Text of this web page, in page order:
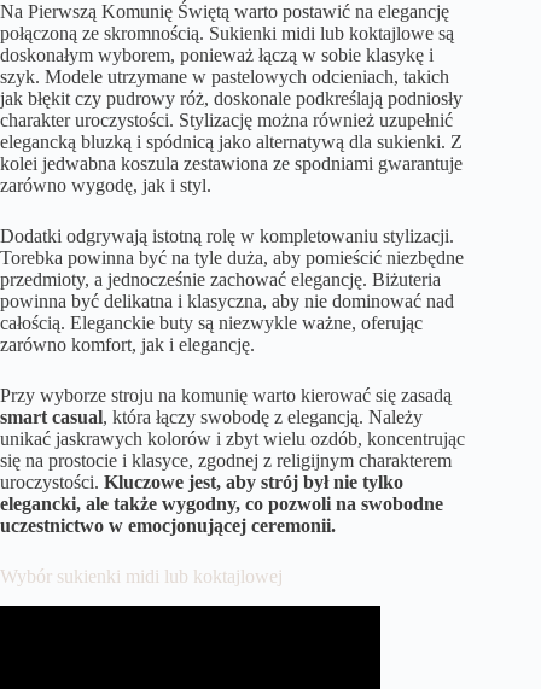
Na Pierwszą Komunię Świętą warto postawić na elegancję
połączoną ze skromnością. Sukienki midi lub koktajlowe są
doskonałym wyborem, ponieważ łączą w sobie klasykę i
szyk. Modele utrzymane w pastelowych odcieniach, takich
jak błękit czy pudrowy róż, doskonale podkreślają podniosły
charakter uroczystości. Stylizację można również uzupełnić
elegancką bluzką i spódnicą jako alternatywą dla sukienki. Z
kolei jedwabna koszula zestawiona ze spodniami gwarantuje
zarówno wygodę, jak i styl.
Dodatki odgrywają istotną rolę w kompletowaniu stylizacji.
Torebka powinna być na tyle duża, aby pomieścić niezbędne
przedmioty, a jednocześnie zachować elegancję. Biżuteria
powinna być delikatna i klasyczna, aby nie dominować nad
całością. Eleganckie buty są niezwykle ważne, oferując
zarówno komfort, jak i elegancję.
Przy wyborze stroju na komunię warto kierować się zasadą
smart casual, która łączy swobodę z elegancją. Należy
unikać jaskrawych kolorów i zbyt wielu ozdób, koncentrując
się na prostocie i klasyce, zgodnej z religijnym charakterem
uroczystości. Kluczowe jest, aby strój był nie tylko
elegancki, ale także wygodny, co pozwoli na swobodne
uczestnictwo w emocjonującej ceremonii.
Wybór sukienki midi lub koktajlowej